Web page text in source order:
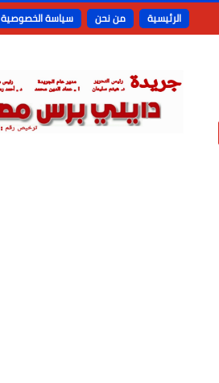
الرئيسية من نحن سياسة الخصوصية